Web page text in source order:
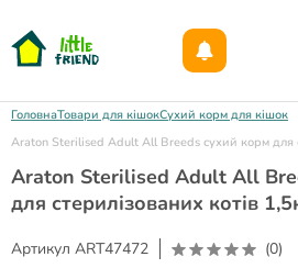
ГоловнаТовари для кішокСухий корм для кішок
Araton Sterilised Adult All Breeds сухий корм для
Araton Sterilised Adult All
для стерилізованих котів
Артикул ART47472
(0)